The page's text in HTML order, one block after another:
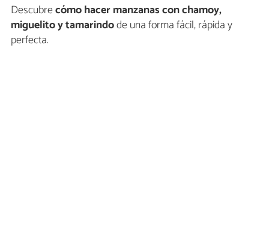
Descubrecómo hacer manzanas con chamoy,
miguelito y tamarindode una forma fácil, rápida y
perfecta.